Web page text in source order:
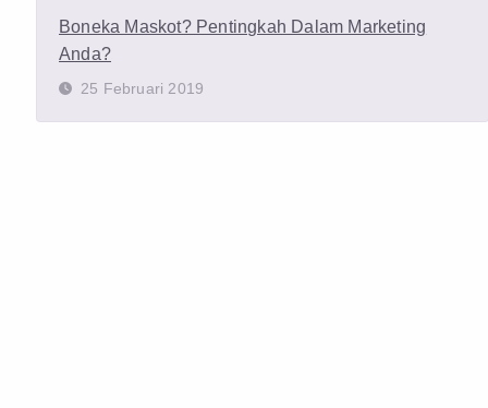
Boneka Maskot? Pentingkah Dalam Marketing
Anda?
25 Februari 2019